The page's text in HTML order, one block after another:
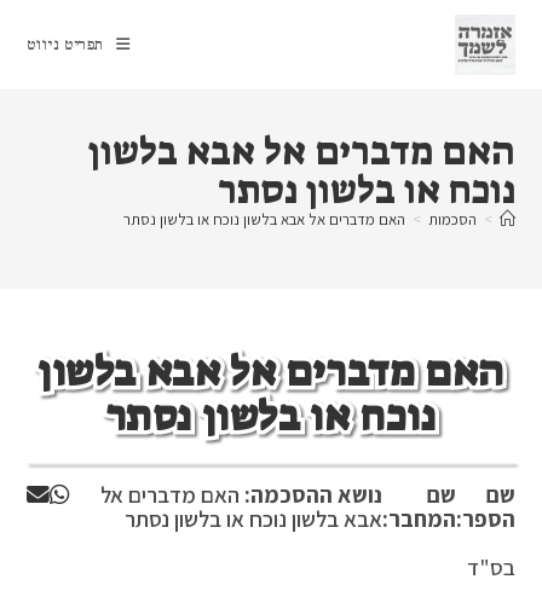
content
תפריט ניווט
האם מדברים אל אבא בלשון
נוכח או בלשון נסתר
> הסכמות > האם מדברים אל אבא בלשון נוכח או בלשון נסתר
האם מדברים אל אבא בלשון
נוכח או בלשון נסתר
שם
הספר:
שם
המחבר:
נושא ההסכמה: האם מדברים אל
אבא בלשון נוכח או בלשון נסתר
בס"ד